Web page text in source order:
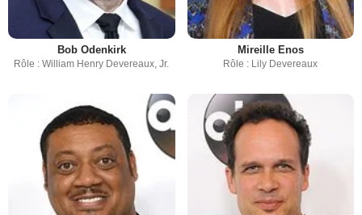
Bob Odenkirk
Rôle : William Henry Devereaux, Jr.
Mireille Enos
Rôle : Lily Devereaux